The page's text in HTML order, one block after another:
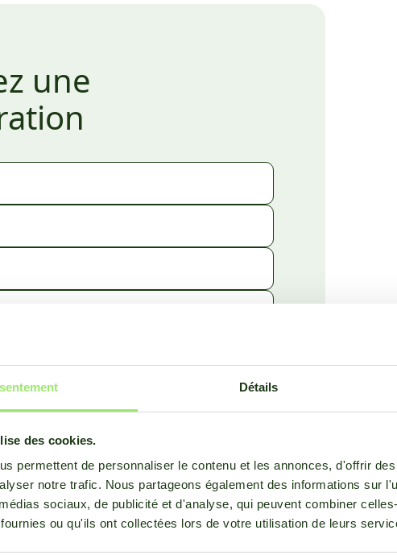
Détails
des cookies.
permettent de personnaliser le contenu et les annonces, d'offrir
notre trafic. Nous partageons également des informations sur
sociaux, de publicité et d'analyse, qui peuvent combiner
ou qu'ils ont collectées lors de votre utilisation de leurs
une
Graag willen we u op de hoogte houden over
Vink hieronder aan waarover u op de hoogte
om nieuws te ontvangen van SmartFarm.
voor deze berichten. Bekijk